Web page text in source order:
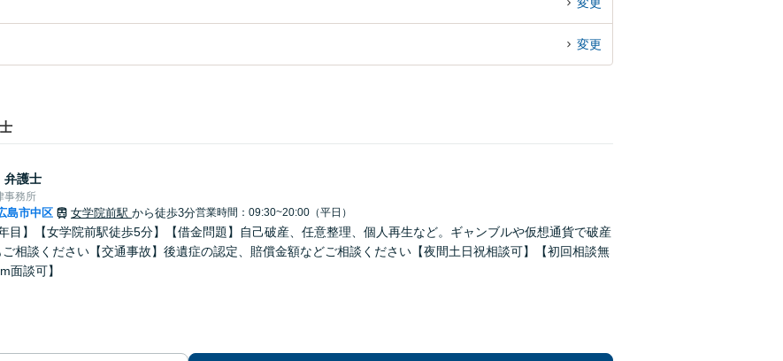
変更
弁護士
事務所
島市中区 女学院前駅 から徒歩3分営業時間：09:30~20:00（平日）
年目】【女学院前駅徒歩5分】【借金問題】自己破産、任意整理、個人再生など。ギャンブルや仮想通貨で破産
ご相談ください【交通事故】後遺症の認定、賠償金額などご相談ください【夜間土日祝相談可】【初回相談無
面談可】